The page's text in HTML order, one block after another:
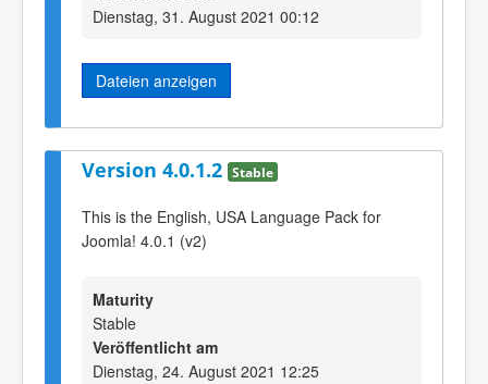
Dienstag, 31. August 2021 00:12
Dateien anzeigen
Version 4.0.1.2 Stable
This is the English, USA Language Pack for
Joomla! 4.0.1 (v2)
Maturity
Stable
Veröffentlicht am
Dienstag, 24. August 2021 12:25